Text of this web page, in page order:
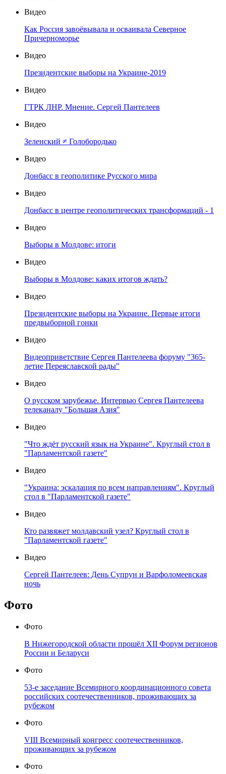
Видео
Как Россия завоёвывала и осваивала Северное
Причерноморье
Видео
Президентские выборы на Украине-2019
Видео
ГТРК ЛНР. Мнение. Сергей Пантелеев
Видео
Зеленский ≠ Голобородько
Видео
Донбасс в геополитике Русского мира
Видео
Донбасс в центре геополитических трансформаций - 1
Видео
Выборы в Молдове: итоги
Видео
Выборы в Молдове: каких итогов ждать?
Видео
Президентские выборы на Украине. Первые итоги
предвыборной гонки
Видео
Видеоприветствие Сергея Пантелеева форуму "365-
летие Переяславской рады"
Видео
О русском зарубежье. Интервью Сергея Пантелеева
телеканалу "Большая Азия"
Видео
"Что ждёт русский язык на Украине". Круглый стол в
"Парламентской газете"
Видео
"Украина: эскалация по всем направлениям". Круглый
стол в "Парламентской газете"
Видео
Кто развяжет молдавский узел? Круглый стол в
"Парламентской газете"
Видео
Сергей Пантелеев: День Супрун и Варфоломеевская
ночь
Фото
Фото
В Нижегородской области прошёл XII Форум регионов
России и Беларуси
Фото
53-е заседание Всемирного координационного совета
российских соотечественников, проживающих за
рубежом
Фото
VIII Всемирный конгресс соотечественников,
проживающих за рубежом
Фото